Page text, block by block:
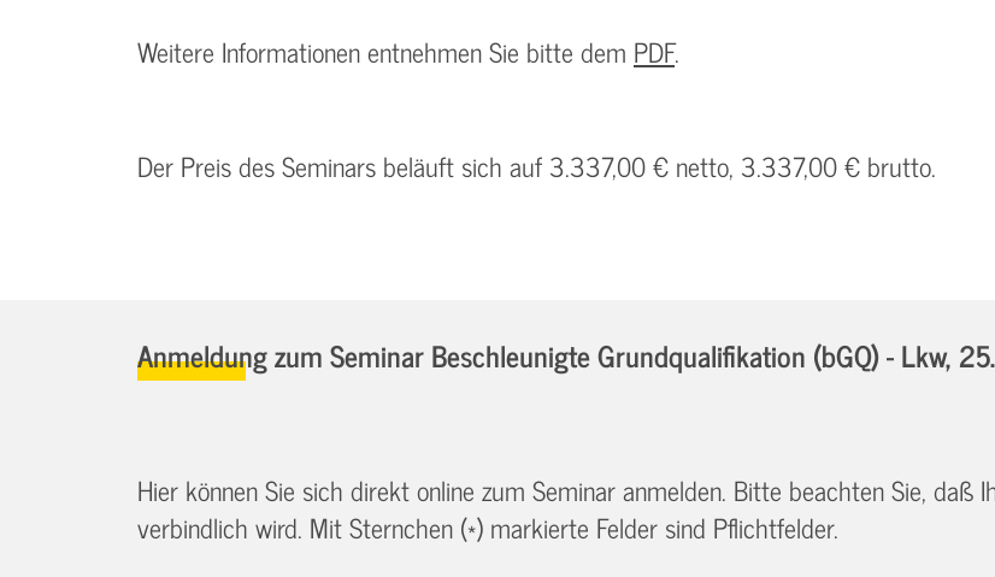
Weitere Informationen entnehmen Sie bitte dem PDF.
Der Preis des Seminars beläuft sich auf 3.337,00 € netto, 3.337,00 € brutto.
Anmeldung zum Seminar Beschleunigte Grundqualifikation (bGQ) - Lkw,
Hier können Sie sich direkt online zum Seminar anmelden. Bitte beachten Sie,
verbindlich wird. Mit Sternchen (*) markierte Felder sind Pflichtfelder.